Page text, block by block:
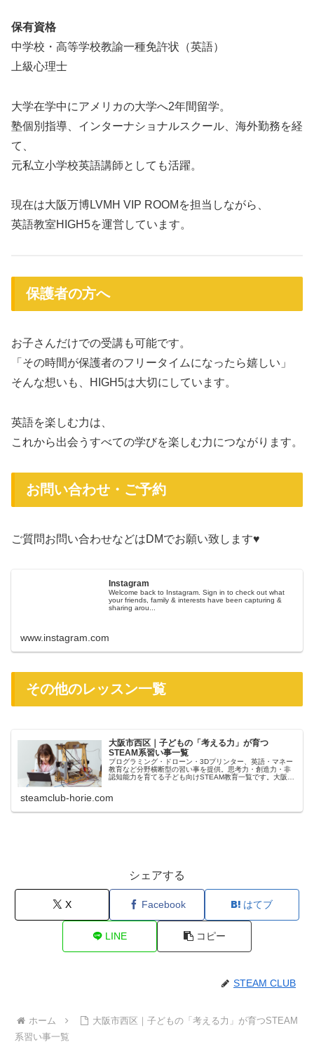
保有資格
中学校・高等学校教諭一種免許状（英語）
上級心理士
大学在学中にアメリカの大学へ2年間留学。
塾個別指導、インターナショナルスクール、海外勤務を経
て、
元私立小学校英語講師としても活躍。
現在は大阪万博LVMH VIP ROOMを担当しながら、
英語教室HIGH5を運営しています。
保護者の方へ
お子さんだけでの受講も可能です。
「その時間が保護者のフリータイムになったら嬉しい」
そんな想いも、HIGH5は大切にしています。
英語を楽しむ力は、
これから出会うすべての学びを楽しむ力につながります。⁡
お問い合わせ・ご予約
ご質問お問い合わせなどはDMでお願い致します♥️
Instagram
Welcome back to Instagram. Sign in to check out what
your friends, family & interests have been capturing &
sharing arou...
www.instagram.com
その他のレッスン一覧
大阪市西区｜子どもの「考える力」が育つ
STEAM系習い事一覧
プログラミング・ドローン・3Dプリンター、英語・マネー
教育など分野横断型の習い事を提供。思考力・創造力・非
認知能力を育てる子ども向けSTEAM教育一覧です。大阪市
steamclub-horie.com
シェアする
X Facebook はてブ
LINE コピー
STEAM CLUB
ホーム
大阪市西区｜子どもの「考える力」が育つSTEAM
系習い事一覧